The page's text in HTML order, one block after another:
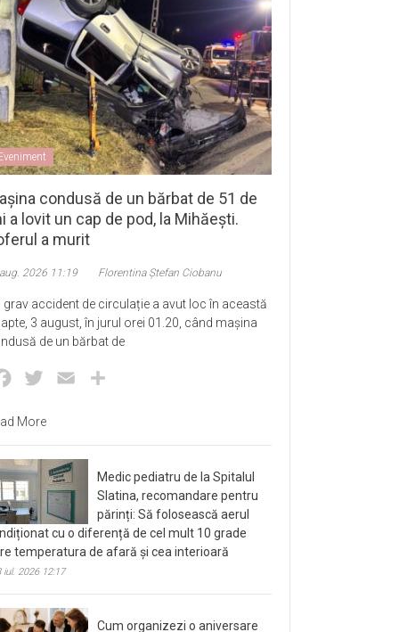
condusă de un bărbat de 51 de
a lovit un cap de pod, la Mihăești.
a murit
2026 11:19 Florentina Ștefan Ciobanu
grav accident de circulație a avut loc în această
3 august, în jurul orei 01.20, când mașina
de un bărbat de
Facebook
Twitter Email
More
Medic pediatru de la Spitalul
Slatina, recomandare pentru
părinți: Să folosească aerul
cu o diferență de cel mult 10 grade
temperatura de afară și cea interioară
iul. 2026 12:17
Cum organizezi o aniversare